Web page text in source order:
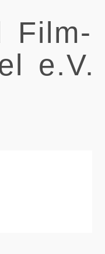
Film-
e.V.